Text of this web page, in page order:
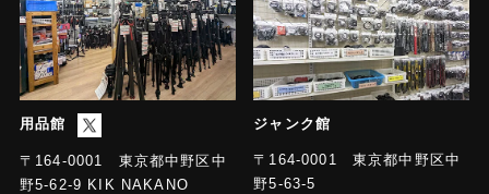
用品館
〒164-0001 東京都中野区中
野5-62-9 KIK NAKANO
ジャンク館
〒164-0001 東京都中野区中
野5-63-5